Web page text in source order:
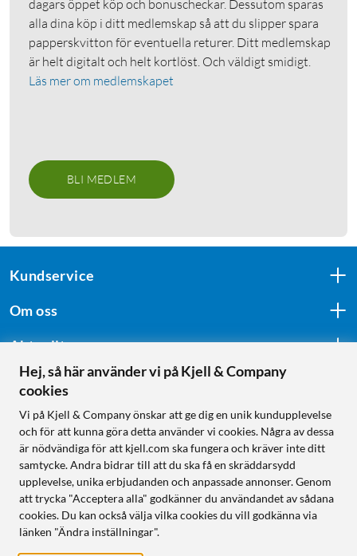
dagars öppet köp och bonuscheckar. Dessutom sparas
alla dina köp i ditt medlemskap så att du slipper spara
papperskvitton för eventuella returer. Ditt medlemskap
är helt digitalt och helt kortlöst. Och väldigt smidigt.
Läs mer om medlemskapet
BLI MEDLEM
Kundservice
Om oss
Aktuellt
Följ oss
Handla från:
Sverige
Norge
Hej, så här använder vi på Kjell & Company
cookies
Vi på Kjell & Company önskar att ge dig en unik kundupplevelse
och för att kunna göra detta använder vi cookies. Några av dessa
är nödvändiga för att kjell.com ska fungera och kräver inte ditt
samtycke. Andra bidrar till att du ska få en skräddarsydd
upplevelse, unika erbjudanden och anpassade annonser. Genom
att trycka "Acceptera alla" godkänner du användandet av sådana
cookies. Du kan också välja vilka cookies du vill godkänna via
länken "Ändra inställningar".